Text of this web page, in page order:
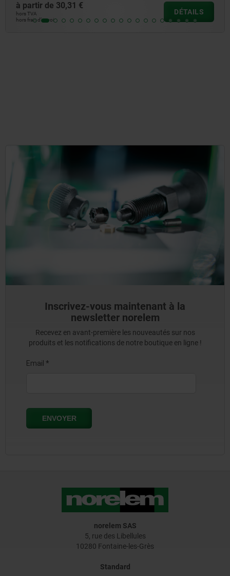
DÉTAILS
à partir de 234,94 €
hors frais d’envoi
Inscrivez-vous maintenant à la
newsletter norelem
Recevez en avant-première les nouveautés sur nos
produits et les notifications de notre boutique en ligne !
norelem SAS
5, rue des Libellules
10280 Fontaine-les-Grès
Standard